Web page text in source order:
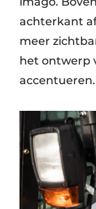
achterkant
meer
het ontwerp